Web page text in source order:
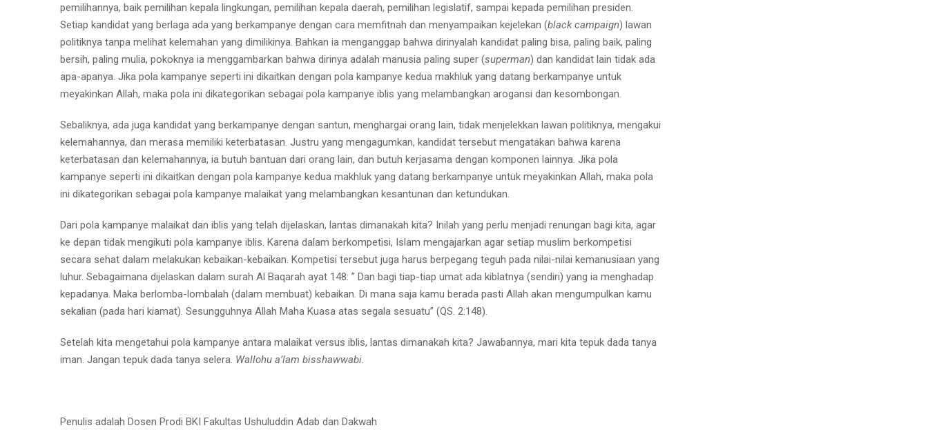
pemilihannya, baik pemilihan kepala lingkungan, pemilihan kepala daerah, pemilihan legislatif, sampai kepada pemilihan presiden.
Setiap kandidat yang berlaga ada yang berkampanye dengan cara memfitnah dan menyampaikan kejelekan (black campaign) lawan
politiknya tanpa melihat kelemahan yang dimilikinya. Bahkan ia menganggap bahwa dirinyalah kandidat paling bisa, paling baik, paling
bersih, paling mulia, pokoknya ia menggambarkan bahwa dirinya adalah manusia paling super (superman) dan kandidat lain tidak ada
apa-apanya. Jika pola kampanye seperti ini dikaitkan dengan pola kampanye kedua makhluk yang datang berkampanye untuk
meyakinkan Allah, maka pola ini dikategorikan sebagai pola kampanye iblis yang melambangkan arogansi dan kesombongan.
Sebaliknya, ada juga kandidat yang berkampanye dengan santun, menghargai orang lain, tidak menjelekkan lawan politiknya, mengakui
kelemahannya, dan merasa memiliki keterbatasan. Justru yang mengagumkan, kandidat tersebut mengatakan bahwa karena
keterbatasan dan kelemahannya, ia butuh bantuan dari orang lain, dan butuh kerjasama dengan komponen lainnya. Jika pola
kampanye seperti ini dikaitkan dengan pola kampanye kedua makhluk yang datang berkampanye untuk meyakinkan Allah, maka pola
ini dikategorikan sebagai pola kampanye malaikat yang melambangkan kesantunan dan ketundukan.
Dari pola kampanye malaikat dan iblis yang telah dijelaskan, lantas dimanakah kita? Inilah yang perlu menjadi renungan bagi kita, agar
ke depan tidak mengikuti pola kampanye iblis. Karena dalam berkompetisi, Islam mengajarkan agar setiap muslim berkompetisi
secara sehat dalam melakukan kebaikan-kebaikan. Kompetisi tersebut juga harus berpegang teguh pada nilai-nilai kemanusiaan yang
luhur. Sebagaimana dijelaskan dalam surah Al Baqarah ayat 148: ” Dan bagi tiap-tiap umat ada kiblatnya (sendiri) yang ia menghadap
kepadanya. Maka berlomba-lombalah (dalam membuat) kebaikan. Di mana saja kamu berada pasti Allah akan mengumpulkan kamu
sekalian (pada hari kiamat). Sesungguhnya Allah Maha Kuasa atas segala sesuatu” (QS. 2:148).
Setelah kita mengetahui pola kampanye antara malaikat versus iblis, lantas dimanakah kita? Jawabannya, mari kita tepuk dada tanya
iman. Jangan tepuk dada tanya selera. Wallohu a’lam bisshawwabi.
Penulis adalah Dosen Prodi BKI Fakultas Ushuluddin Adab dan Dakwah